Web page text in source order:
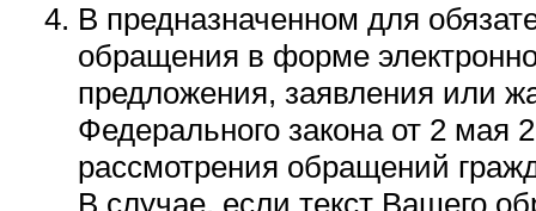
В предназначенном для
обращения в форме
предложения, заявления или
Федерального закона от 2
рассмотрения обращений